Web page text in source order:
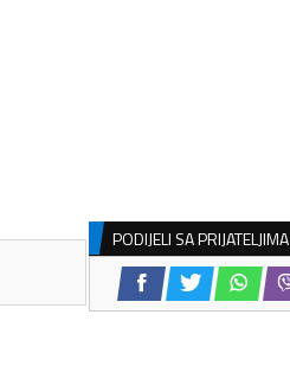
PODIJELI SA PRIJATELJIMA